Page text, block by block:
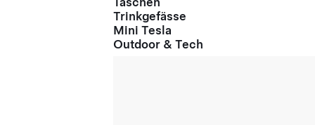
Trinkgefässe
Mini Tesla
Outdoor & Tech